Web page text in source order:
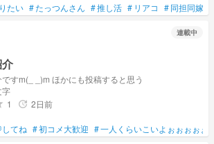
たい #たっつんさん #推し活 # リアコ #同担同嫁
連載中
すm(_ _)m ほかにも投稿すると思う
字
1 update 2日前
てね #初コメ大歓迎 #一人くらいこいよぉぉぉぉぉ